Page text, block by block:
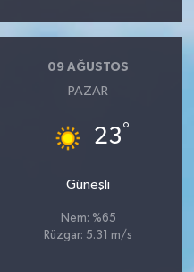
09 AĞUSTOS
PAZAR
23°
Güneşli
Nem: %65
Rüzgar: 5.31 m/s